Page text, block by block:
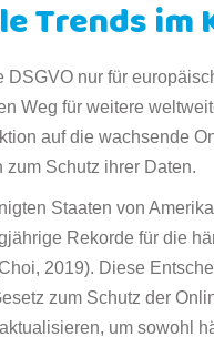
Trends
DSGVO nur für
Weg für weitere
auf die wachsende
zum Schutz ihrer Daten.
Staaten von
Rekorde für die
2019). Diese
zum Schutz der
um sowohl